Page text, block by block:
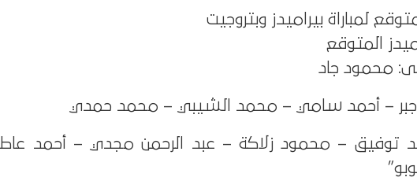
لمباراة بيراميدز وبتروجيت
المتوقع
محمود جاد
جبر – أحمد سامي – محمد الشيبي – محمد حمدي
توفيق – محمود زلاكة – عبد الرحمن مجدي – أحمد